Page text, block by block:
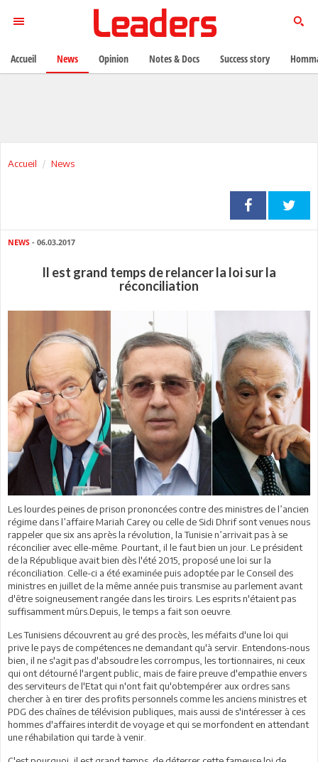
Accueil News
NEWS - 06.03.2017
Il est grand temps de relancer la loi sur la
réconciliation
Les lourdes peines de prison prononcées contre des ministres de l’ancien
régime dans l’affaire Mariah Carey ou celle de Sidi Dhrif sont venues nous
rappeler que six ans après la révolution, la Tunisie n’arrivait pas à se
réconcilier avec elle-même. Pourtant, il le faut bien un jour. Le président
de la République avait bien dès l'été 2015, proposé une loi sur la
réconciliation. Celle-ci a été examinée puis adoptée par le Conseil des
ministres en juillet de la même année puis transmise au parlement avant
d'être soigneusement rangée dans les tiroirs. Les esprits n'étaient pas
suffisamment mûrs.Depuis, le temps a fait son oeuvre.
Les Tunisiens découvrent au gré des procès, les méfaits d'une loi qui
prive le pays de compétences ne demandant qu'à servir. Entendons-nous
bien, il ne s'agit pas d'absoudre les corrompus, les tortionnaires, ni ceux
qui ont détourné l'argent public, mais de faire preuve d'empathie envers
des serviteurs de l'Etat qui n'ont fait qu'obtempérer aux ordres sans
chercher à en tirer des profits personnels comme les anciens ministres et
PDG des chaînes de télévision publiques, mais aussi de s'intéresser à ces
hommes d'affaires interdit de voyage et qui se morfondent en attendant
une réhabilation qui tarde à venir.
Accueil News Opinion Notes & Docs Success story